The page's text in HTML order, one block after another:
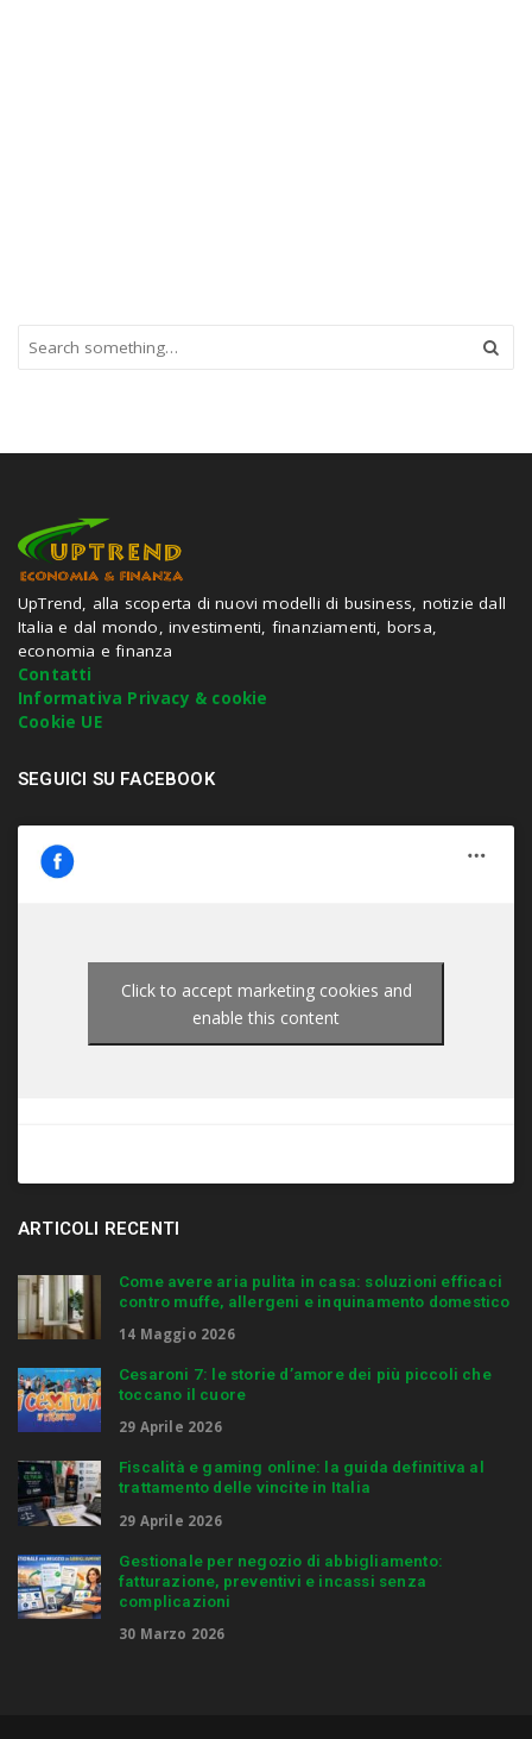
h
h
i
t
e
n
t
e
r
.
UpTrend, alla scoperta di nuovi modelli di business, notizie dall
Italia e dal mondo, investimenti, finanziamenti, borsa,
economia e finanza
Contatti
Informativa Privacy & cookie
Cookie UE
SEGUICI SU FACEBOOK
Click to accept marketing cookies and
enable this content
ARTICOLI RECENTI
Come avere aria pulita in casa: soluzioni efficaci
contro muffe, allergeni e inquinamento domestico
14 Maggio 2026
Cesaroni 7: le storie d’amore dei più piccoli che
toccano il cuore
29 Aprile 2026
Fiscalità e gaming online: la guida definitiva al
trattamento delle vincite in Italia
29 Aprile 2026
Gestionale per negozio di abbigliamento:
fatturazione, preventivi e incassi senza
complicazioni
30 Marzo 2026